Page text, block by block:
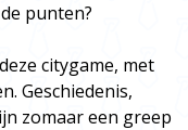
punten?
citygame, met
Geschiedenis,
zomaar een greep